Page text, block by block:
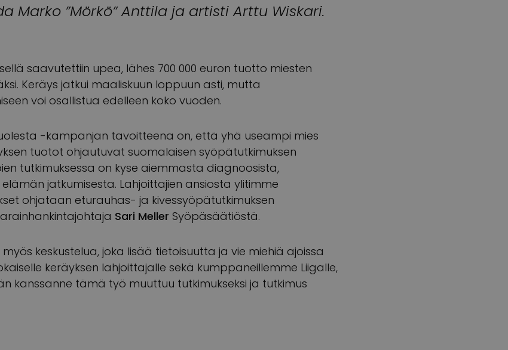
Marko ”Mörkö” Anttila ja artisti Arttu Wiskari.
saavutettiin upea, lähes 700 000 euron tuotto miesten
Keräys jatkui maaliskuun loppuun asti, mutta
voi osallistua edelleen koko vuoden.
-kampanjan tavoitteena on, että yhä useampi mies
tuotot ohjautuvat suomalaisen syöpätutkimuksen
tutkimuksessa on kyse aiemmasta diagnoosista,
jatkumisesta. Lahjoittajien ansiosta ylitimme
ohjataan eturauhas- ja kivessyöpätutkimuksen
Sari Meller Syöpäsäätiöstä.
keskustelua, joka lisää tietoisuutta ja vie miehiä ajoissa
keräyksen lahjoittajalle sekä kumppaneillemme Liigalle,
kanssanne tämä työ muuttuu tutkimukseksi ja tutkimus